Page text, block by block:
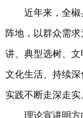
近年来，全
阵地，以群众需
讲、典型选树、
文化生活、持续
实践不断走深走实
理论宣讲明